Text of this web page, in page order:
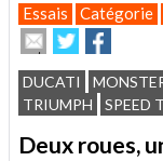
Essais Catégorie
Envoyer
cet
article
à
un
Partager
sur
Twitter
sur
Facebook
DUCATI
TRIUMPH
SPEED
Deux roues,